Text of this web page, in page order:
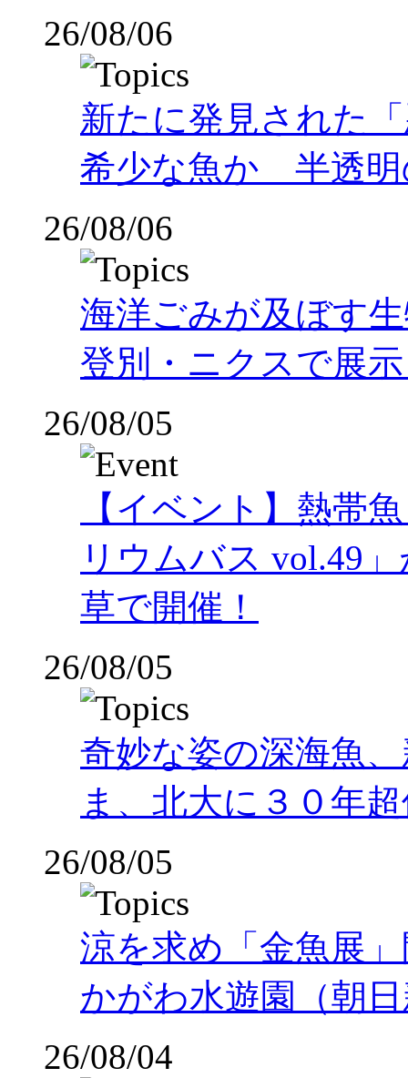
26/08/06
新たに発見された
希少な魚か 半透明
26/08/06
海洋ごみが及ぼす
登別・ニクスで展
26/08/05
【イベント】熱帯
リウムバス vol.49
草で開催！
26/08/05
奇妙な姿の深海魚
ま、北大に３０年
26/08/05
涼を求め「金魚展
かがわ水遊園（朝
26/08/04